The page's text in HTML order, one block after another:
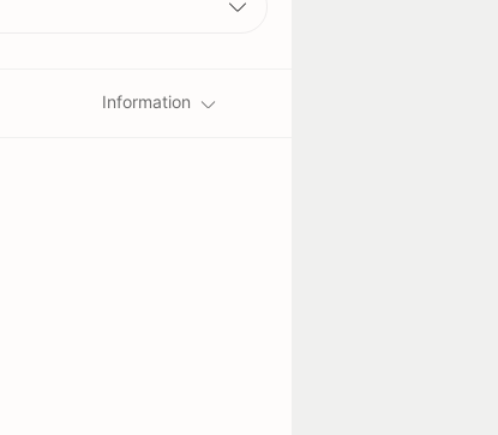
Information